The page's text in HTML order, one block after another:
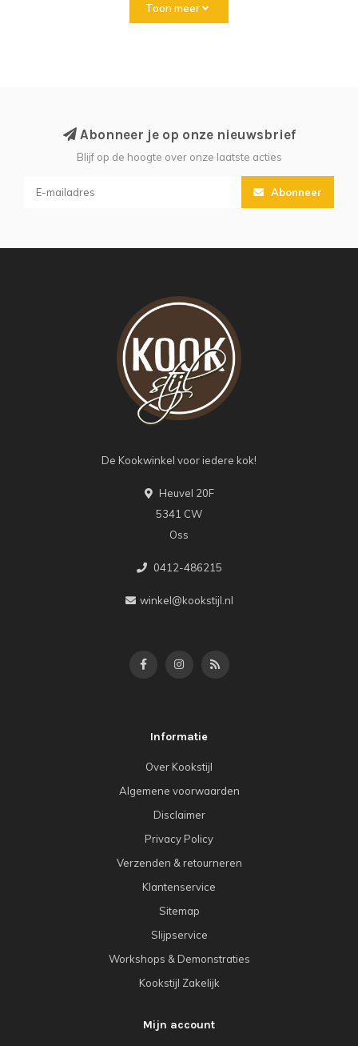
Toon meer
Abonneer je op onze nieuwsbrief
Blijf op de hoogte over onze laatste acties
Abonneer
De Kookwinkel voor iedere kok!
Heuvel 20F
5341 CW
Oss
0412-486215
winkel@kookstijl.nl
Informatie
Over Kookstijl
Algemene voorwaarden
Disclaimer
Privacy Policy
Verzenden & retourneren
Klantenservice
Sitemap
Slijpservice
Workshops & Demonstraties
Kookstijl Zakelijk
Mijn account